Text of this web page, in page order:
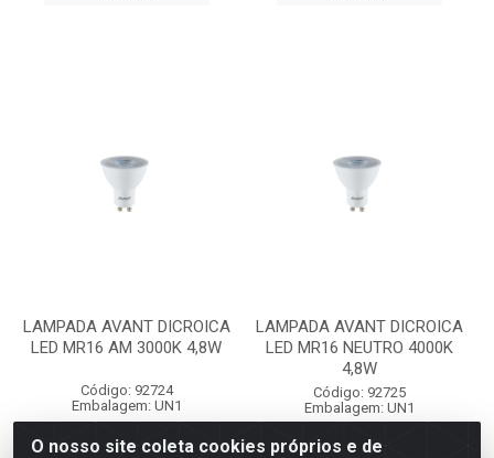
LAMPADA AVANT DICROICA
LED MR16 AM 3000K 4,8W
Código: 92724
Embalagem: UN1
LAMPADA AVANT DICROICA
LED MR16 NEUTRO 4000K
4,8W
Código: 92725
Embalagem: UN1
O nosso site coleta cookies próprios e de